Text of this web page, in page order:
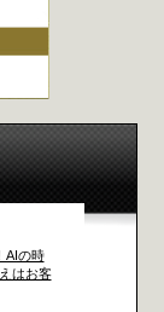
AIの時
はお客